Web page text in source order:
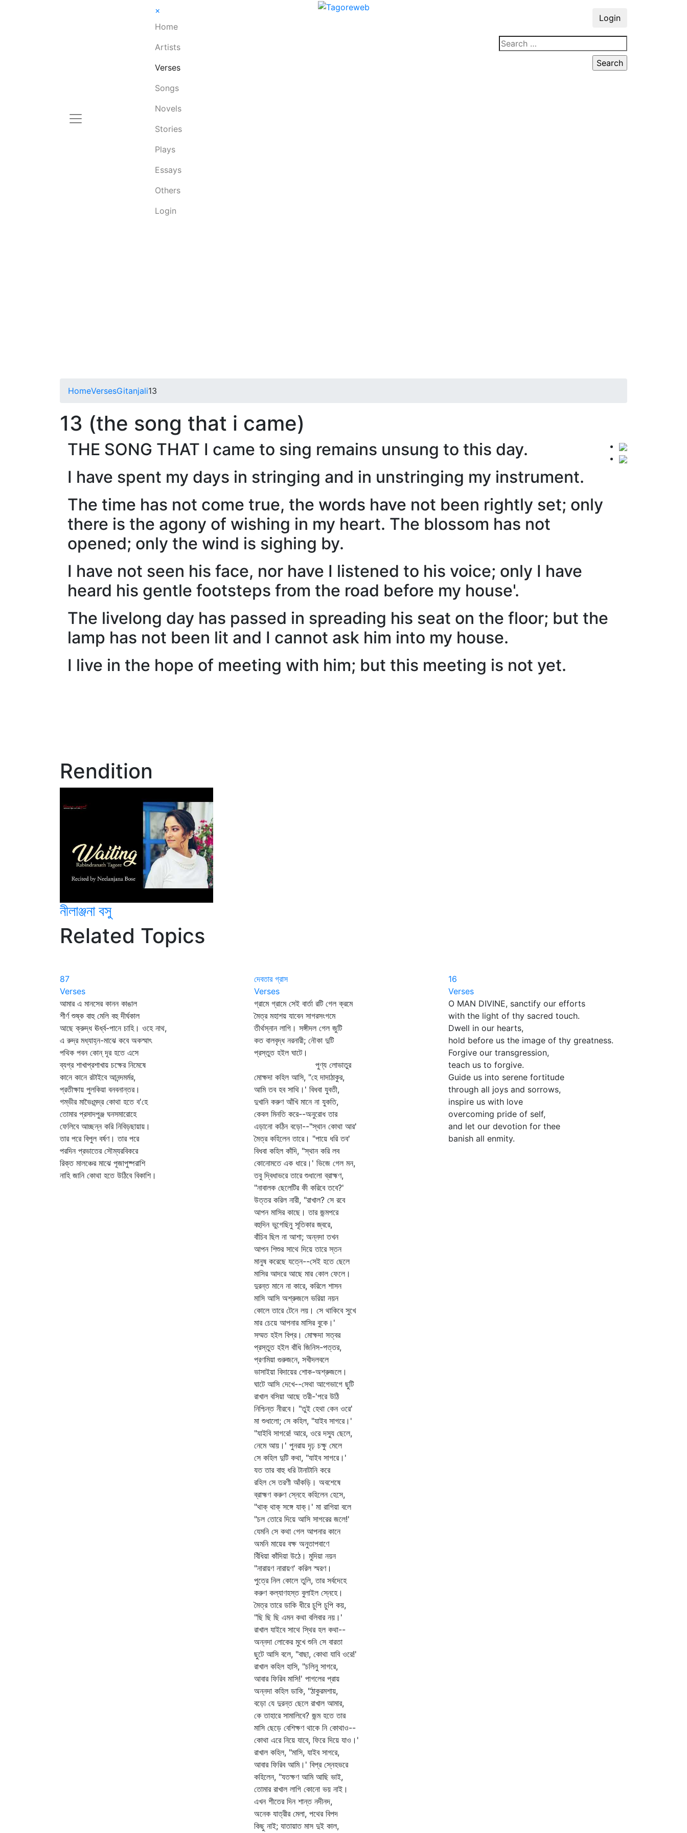
×
Home
Artists
Verses
Songs
Novels
Stories
Plays
Essays
Others
Login
Login
HomeVersesGitanjali13
13 (the song that i came)
THE SONG THAT I came to sing remains unsung to this day.
I have spent my days in stringing and in unstringing my instrument.
The time has not come true, the words have not been rightly set; only
there is the agony of wishing in my heart. The blossom has not
opened; only the wind is sighing by.
I have not seen his face, nor have I listened to his voice; only I have
heard his gentle footsteps from the road before my house'.
The livelong day has passed in spreading his seat on the floor; but the
lamp has not been lit and I cannot ask him into my house.
I live in the hope of meeting with him; but this meeting is not yet.
Rendition
নীলাঞ্জনা বসু
Related Topics
87
Verses
আমার এ মানসের কানন কাঙাল
শীর্ণ শুষ্ক বাহু মেলি বহু দীর্ঘকাল
আছে ক্রুদ্ধ ঊর্ধ্ব-পানে চাহি। ওহে নাথ,
এ রুদ্র মধ্যাহ্ন-মাঝে কবে অকস্মাৎ
পথিক পবন কোন্‌ দূর হতে এসে
ব্যগ্র শাখাপ্রশাখায় চক্ষের নিমেষে
কানে কানে রটাইবে আনন্দমর্মর,
প্রতীক্ষায় পুলকিয়া বনবনান্তর।
গম্ভীর মাভৈঃমন্দ্র কোথা হতে ব'হে
তোমার প্রসাদপুঞ্জ ঘনসমারোহে
ফেলিবে আচ্ছন্ন করি নিবিড়ছায়ায়।
তার পরে বিপুল বর্ষণ। তার পরে
পরদিন প্রভাতের সৌম্যরবিকরে
রিক্ত মালঞ্চের মাঝে পূজাপুষ্পরাশি
নাহি জানি কোথা হতে উঠিবে বিকাশি।
দেবতার গ্রাস
Verses
গ্রামে গ্রামে সেই বার্তা রটি গেল ক্রমে
মৈত্র মহাশয় যাবেন সাগরসংগমে
তীর্থস্নান লাগি। সঙ্গীদল গেল জুটি
কত বালবৃদ্ধ নরনারী; নৌকা দুটি
প্রস্তুত হইল ঘাটে।
পুণ্য লোভাতুর
মোক্ষদা কহিল আসি, "হে দাদাঠাকুর,
আমি তব হব সাথি।' বিধবা যুবতী,
দুখানি করুণ আঁখি মানে না যুকতি,
কেবল মিনতি করে--অনুরোধ তার
এড়ানো কঠিন বড়ো--"স্থান কোথা আর'
মৈত্র কহিলেন তারে। "পায়ে ধরি তব'
বিধবা কহিল কাঁদি, "স্থান করি লব
কোনোমতে এক ধারে।' ভিজে গেল মন,
তবু দ্বিধাভরে তারে শুধালো ব্রাহ্মণ,
"নাবালক ছেলেটির কী করিবে তবে?'
উত্তর করিল নারী, "রাখাল? সে রবে
আপন মাসির কাছে। তার জন্মপরে
বহুদিন ভুগেছিনু সূতিকার জ্বরে,
বাঁচিব ছিল না আশা; অন্নদা তখন
আপন শিশুর সাথে দিয়ে তারে স্তন
মানুষ করেছে যত্নে--সেই হতে ছেলে
মাসির আদরে আছে মার কোল ফেলে।
দুরন্ত মানে না কারে, করিলে শাসন
মাসি আসি অশ্রুজলে ভরিয়া নয়ন
কোলে তারে টেনে লয়। সে থাকিবে সুখে
মার চেয়ে আপনার মাসির বুকে।'
সম্মত হইল বিপ্র। মোক্ষদা সত্বর
প্রস্তুত হইল বাঁধি জিনিস-পত্তর,
প্রণমিয়া গুরুজনে, সখীদলবলে
ভাসাইয়া বিদায়ের শোক-অশ্রুজলে।
ঘাটে আসি দেখে--সেথা আগেভাগে ছুটি
রাখাল বসিয়া আছে তরী-'পরে উঠি
নিশ্চিন্ত নীরবে। "তুই হেথা কেন ওরে'
মা শুধালো; সে কহিল, "যাইব সাগরে।'
"যাইবি সাগরে! আরে, ওরে দস্যু ছেলে,
নেমে আয়।' পুনরায় দৃঢ় চক্ষু মেলে
সে কহিল দুটি কথা, "যাইব সাগরে।'
যত তার বাহু ধরি টানাটানি করে
রহিল সে তরণী আঁকড়ি। অবশেষে
ব্রাহ্মণ করুণ স্নেহে কহিলেন হেসে,
"থাক্‌ থাক্‌ সঙ্গে যাক্‌।' মা রাগিয়া বলে
"চল তোরে দিয়ে আসি সাগরের জলে!'
যেমনি সে কথা গেল আপনার কানে
অমনি মায়ের বক্ষ অনুতাপবাণে
বিঁধিয়া কাঁদিয়া উঠে। মুদিয়া নয়ন
"নারায়ণ নারায়ণ' করিল স্মরণ।
পুত্রে নিল কোলে তুলি, তার সর্বদেহে
করুণ কল্যাণহস্ত বুলাইল স্নেহে।
মৈত্র তারে ডাকি ধীরে চুপি চুপি কয়,
"ছি ছি ছি এমন কথা বলিবার নয়।'
রাখাল যাইবে সাথে স্থির হল কথা--
অন্নদা লোকের মুখে শুনি সে বারতা
ছুটে আসি বলে, "বাছা, কোথা যাবি ওরে!'
রাখাল কহিল হাসি, "চলিনু সাগরে,
আবার ফিরিব মাসি!' পাগলের প্রায়
অন্নদা কহিল ডাকি, "ঠাকুরমশায়,
বড়ো যে দুরন্ত ছেলে রাখাল আমার,
কে তাহারে সামালিবে? জন্ম হতে তার
মাসি ছেড়ে বেশিক্ষণ থাকে নি কোথাও--
কোথা এরে নিয়ে যাবে, ফিরে দিয়ে যাও।'
রাখাল কহিল, "মাসি, যাইব সাগরে,
আবার ফিরিব আমি।' বিপ্র স্নেহভরে
কহিলেন, "যতক্ষণ আমি আছি ভাই,
তোমার রাখাল লাগি কোনো ভয় নাই।
এখন শীতের দিন শান্ত নদীনদ,
অনেক যাত্রীর মেলা, পথের বিপদ
কিছু নাই; যাতায়াত মাস দুই কাল,
16
Verses
O MAN DIVINE, sanctify our efforts
with the light of thy sacred touch.
Dwell in our hearts,
hold before us the image of thy greatness.
Forgive our transgression,
teach us to forgive.
Guide us into serene fortitude
through all joys and sorrows,
inspire us with love
overcoming pride of self,
and let our devotion for thee
banish all enmity.